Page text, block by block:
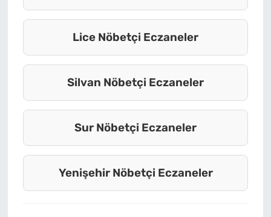
Lice Nöbetçi Eczaneler
Silvan Nöbetçi Eczaneler
Sur Nöbetçi Eczaneler
Yenişehir Nöbetçi Eczaneler